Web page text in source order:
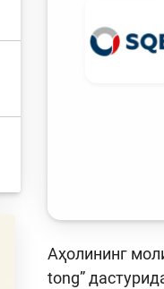
Аҳолининг
tong”